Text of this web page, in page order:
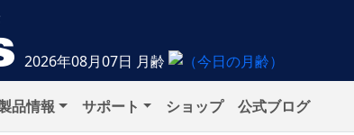
2026年08月07日 月齢
品情報 サポート ショップ 公式ブログ